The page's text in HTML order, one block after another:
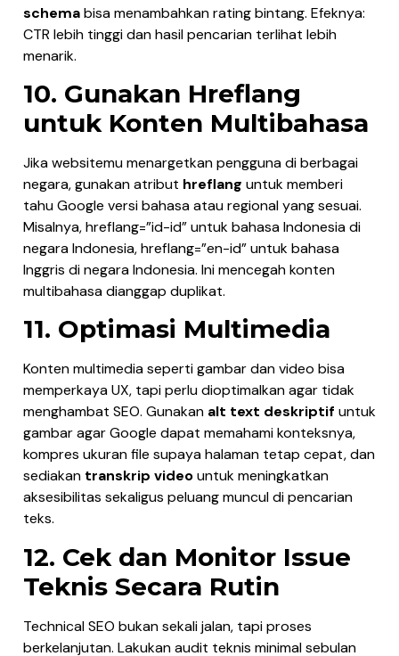
schemabisa menambahkan rating bintang. Efeknya:
CTR lebih tinggi dan hasil pencarian terlihat lebih
menarik.
10. Gunakan Hreflang
untuk Konten Multibahasa
Jika websitemu menargetkan pengguna di berbagai
negara, gunakan atribut hreflang untuk memberi
tahu Google versi bahasa atau regional yang sesuai.
Misalnya, hreflang=”id-id” untuk bahasa Indonesia di
negara Indonesia, hreflang=”en-id” untuk bahasa
Inggris di negara Indonesia. Ini mencegah konten
multibahasa dianggap duplikat.
11. Optimasi Multimedia
Konten multimedia seperti gambar dan video bisa
memperkaya UX, tapi perlu dioptimalkan agar tidak
menghambat SEO. Gunakan alt text deskriptif untuk
gambar agar Google dapat memahami konteksnya,
kompres ukuran file supaya halaman tetap cepat, dan
sediakan transkrip videountuk meningkatkan
aksesibilitas sekaligus peluang muncul di pencarian
teks.
12. Cek dan Monitor Issue
Teknis Secara Rutin
Technical SEO bukan sekali jalan, tapi proses
berkelanjutan. Lakukan audit teknis minimal sebulan